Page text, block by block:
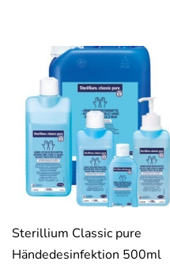
Sterillium Classic pure
Händedesinfektion 500ml